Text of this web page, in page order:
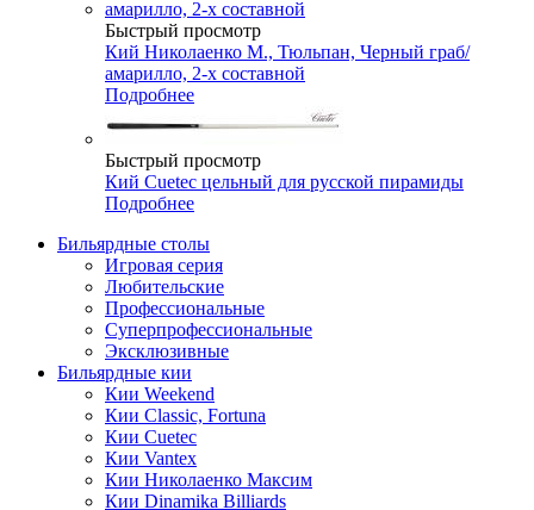
Быстрый просмотр
Кий Николаенко М., Тюльпан, Черный граб/
амарилло, 2-х составной
Подробнее
Быстрый просмотр
Кий Cuetec цельный для русской пирамиды
Подробнее
Бильярдные столы
Игровая серия
Любительские
Профессиональные
Суперпрофессиональные
Эксклюзивные
Бильярдные кии
Кии Weekend
Кии Classic, Fortuna
Кии Cuetec
Кии Vantex
Кии Николаенко Максим
Кии Dinamika Billiards